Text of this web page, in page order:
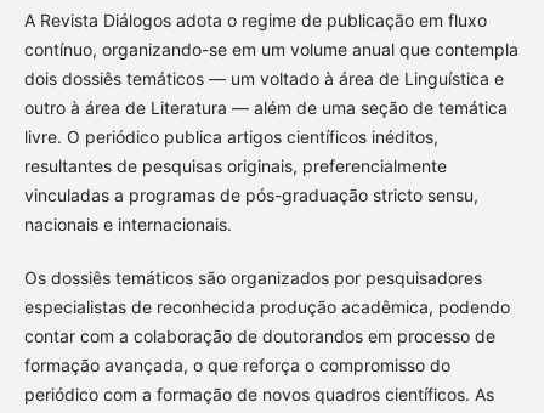
A Revista Diálogos adota o regime de publicação em fluxo
contínuo, organizando-se em um volume anual que contempla
dois dossiês temáticos — um voltado à área de Linguística e
outro à área de Literatura — além de uma seção de temática
livre. O periódico publica artigos científicos inéditos,
resultantes de pesquisas originais, preferencialmente
vinculadas a programas de pós-graduação stricto sensu,
nacionais e internacionais.
Os dossiês temáticos são organizados por pesquisadores
especialistas de reconhecida produção acadêmica, podendo
contar com a colaboração de doutorandos em processo de
formação avançada, o que reforça o compromisso do
periódico com a formação de novos quadros científicos. As